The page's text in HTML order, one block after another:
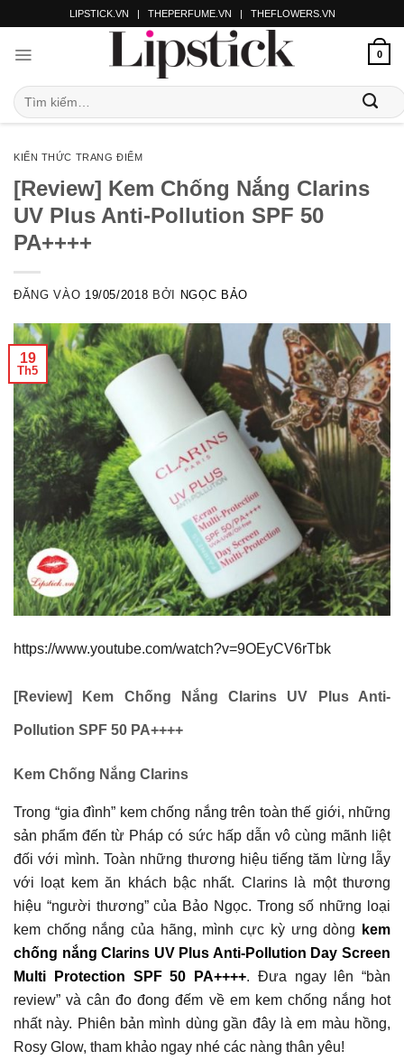
LIPSTICK.VN | THEPERFUME.VN | THEFLOWERS.VN
0
KIẾN THỨC TRANG ĐIỂM
[Review] Kem Chống Nắng Clarins
UV Plus Anti-Pollution SPF 50
PA++++
ĐĂNG VÀO 19/05/2018 BỞI NGỌC BẢO
19
Th5
https://www.youtube.com/watch?v=9OEyCV6rTbk
[Review] Kem Chống Nắng Clarins UV Plus Anti-
Pollution SPF 50 PA++++
Kem Chống Nắng Clarins
Trong “gia đình” kem chống nắng trên toàn thế giới, những
sản phẩm đến từ Pháp có sức hấp dẫn vô cùng mãnh liệt
đối với mình. Toàn những thương hiệu tiếng tăm lừng lẫy
với loạt kem ăn khách bậc nhất. Clarins là một thương
hiệu “người thương” của Bảo Ngọc. Trong số những loại
kem chống nắng của hãng, mình cực kỳ ưng dòng
kem
chống nắng Clarins UV Plus Anti-Pollution Day Screen
Multi Protection SPF 50 PA++++. Đưa ngay lên “bàn
review” và cân đo đong đếm về em kem chống nắng hot
nhất này. Phiên bản mình dùng gần đây là em màu hồng,
Rosy Glow, tham khảo ngay nhé các nàng thân yêu!